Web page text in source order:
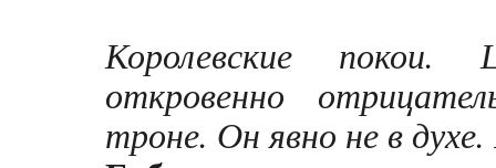
Королевские
откровенно
троне. Он явно не в